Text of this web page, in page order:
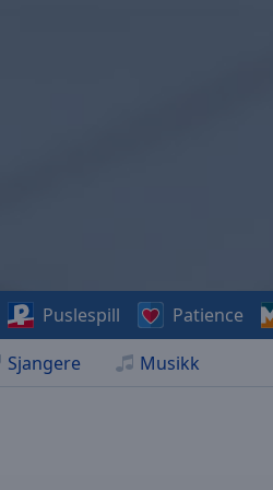
Sjangere Musikk
Puslespill Patience